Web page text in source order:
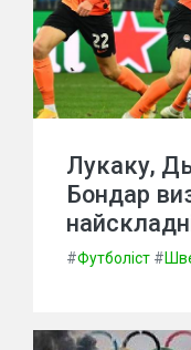
Лукаку,
Бондар
#Футболіст #